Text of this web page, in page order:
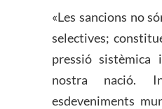
«Les sancions no
selectives;
pressió sistèmica
nostra nació.
esdeveniments